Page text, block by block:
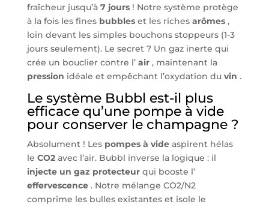
fraîcheur jusqu’à 7 jours! Notre système protège
à la fois les fines bubbleset les riches arômes,
loin devant les simples bouchons stoppeurs (1-3
jours seulement). Le secret ? Un gaz inerte qui
crée un bouclier contre l’ air, maintenant la
pression idéale et empêchant l’oxydation du vin .
Le système Bubbl est-il plus
efficace qu’une pompe à vide
pour conserver le champagne ?
Absolument ! Les pompes à videaspirent hélas
le CO2avec l’air. Bubbl inverse la logique : il
injecte un gaz protecteurqui booste l’
effervescence. Notre mélange CO2/N2
comprime les bulles existantes et isole le